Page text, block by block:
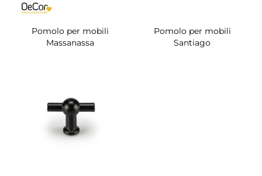
Pomolo per mobili
Massanassa
Pomolo per mobili
Santiago